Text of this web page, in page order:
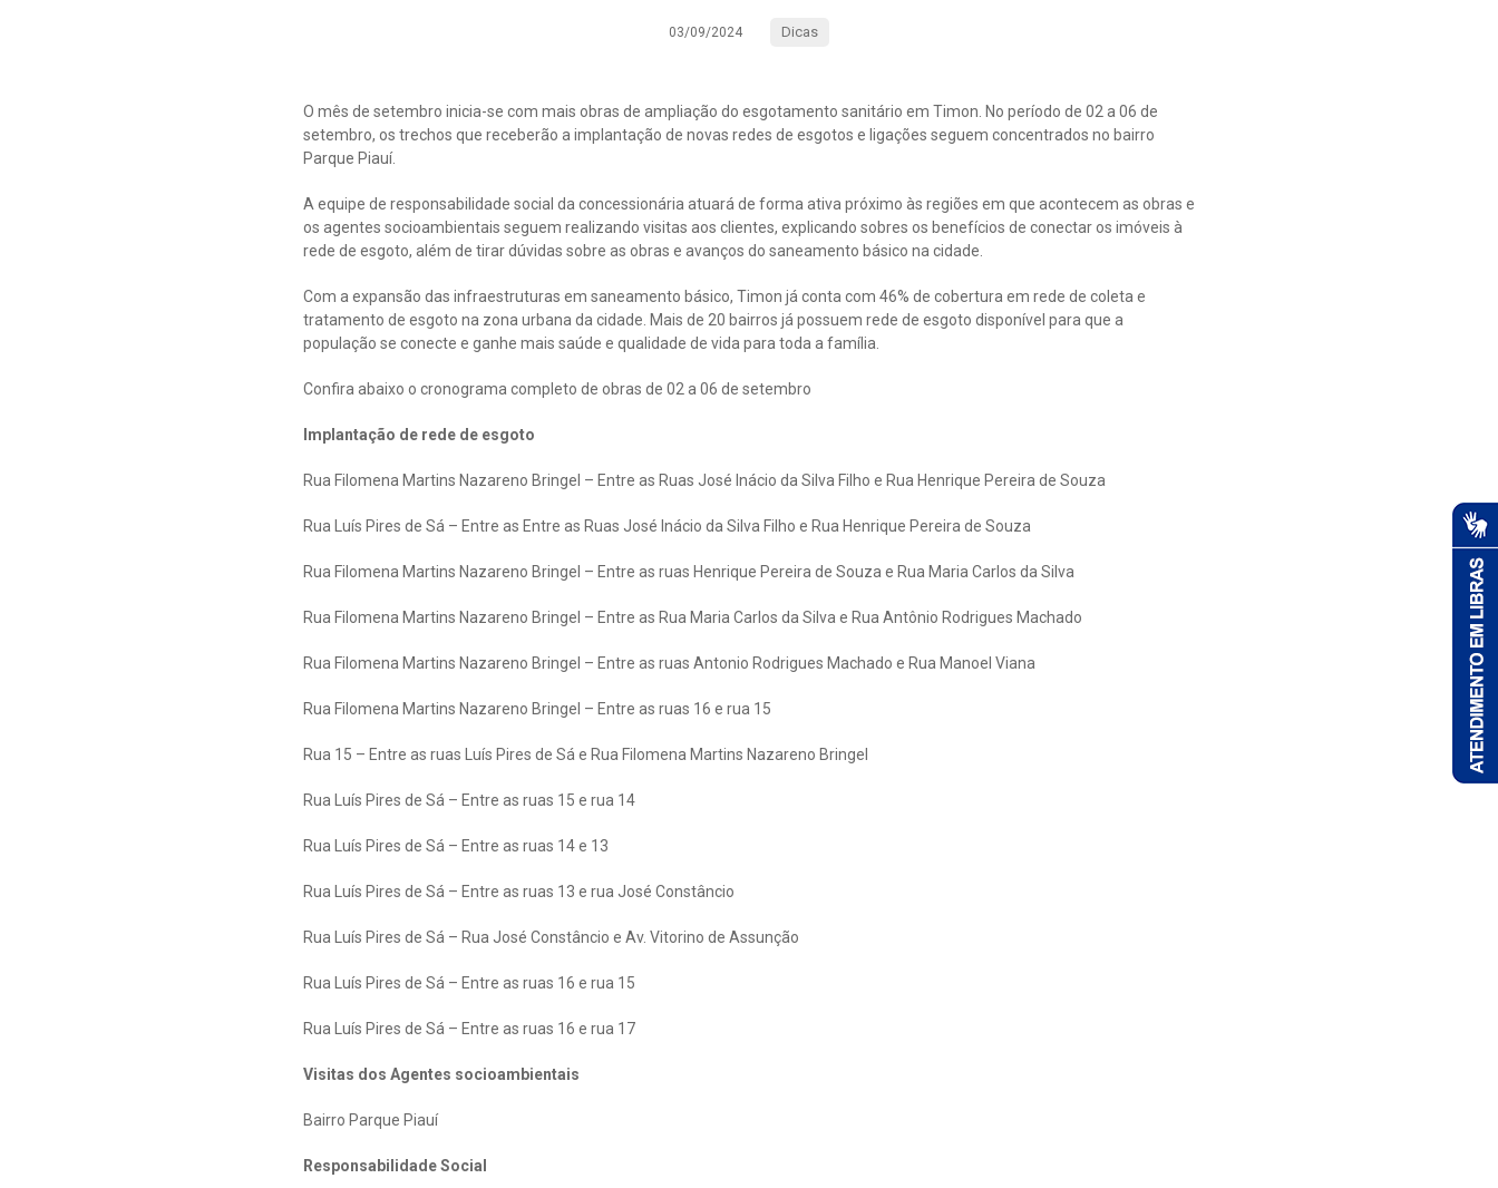
03/09/2024 Dicas
O mês de setembro inicia-se com mais obras de ampliação do esgotamento sanitário em Timon. No período de 02 a 06 de
setembro, os trechos que receberão a implantação de novas redes de esgotos e ligações seguem concentrados no bairro
Parque Piauí.
A equipe de responsabilidade social da concessionária atuará de forma ativa próximo às regiões em que acontecem as obras e
os agentes socioambientais seguem realizando visitas aos clientes, explicando sobres os benefícios de conectar os imóveis à
rede de esgoto, além de tirar dúvidas sobre as obras e avanços do saneamento básico na cidade.
Com a expansão das infraestruturas em saneamento básico, Timon já conta com 46% de cobertura em rede de coleta e
tratamento de esgoto na zona urbana da cidade. Mais de 20 bairros já possuem rede de esgoto disponível para que a
população se conecte e ganhe mais saúde e qualidade de vida para toda a família.
Confira abaixo o cronograma completo de obras de 02 a 06 de setembro
Implantação de rede de esgoto
Rua Filomena Martins Nazareno Bringel – Entre as Ruas José Inácio da Silva Filho e Rua Henrique Pereira de Souza
Rua Luís Pires de Sá – Entre as Entre as Ruas José Inácio da Silva Filho e Rua Henrique Pereira de Souza
Rua Filomena Martins Nazareno Bringel – Entre as ruas Henrique Pereira de Souza e Rua Maria Carlos da Silva
Rua Filomena Martins Nazareno Bringel – Entre as Rua Maria Carlos da Silva e Rua Antônio Rodrigues Machado
Rua Filomena Martins Nazareno Bringel – Entre as ruas Antonio Rodrigues Machado e Rua Manoel Viana
Rua Filomena Martins Nazareno Bringel – Entre as ruas 16 e rua 15
Rua 15 – Entre as ruas Luís Pires de Sá e Rua Filomena Martins Nazareno Bringel
Rua Luís Pires de Sá – Entre as ruas 15 e rua 14
Rua Luís Pires de Sá – Entre as ruas 14 e 13
Rua Luís Pires de Sá – Entre as ruas 13 e rua José Constâncio
Rua Luís Pires de Sá – Rua José Constâncio e Av. Vitorino de Assunção
Rua Luís Pires de Sá – Entre as ruas 16 e rua 15
Rua Luís Pires de Sá – Entre as ruas 16 e rua 17
Visitas dos Agentes socioambientais
Bairro Parque Piauí
Responsabilidade Social